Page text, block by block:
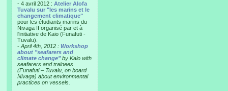
- 4 avril 2012 : Atelier Alofa
Tuvalu sur "les marins et le
changement climatique"
pour les étudiants marins du
Nivaga II organisé par et à
l'initiative de Kaio (Funafuti -
Tuvalu).
- April 4th, 2012 : Workshop
about "seafarers and
climate change"by Kaio with
seafarers and trainees
(Funafuti – Tuvalu, on board
Nivaga) about environmental
practices on vessels.